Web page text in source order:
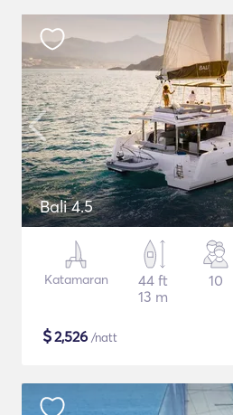
Bali 4.5
Katamaran
44 ft
13 m
10
$2,526 /natt